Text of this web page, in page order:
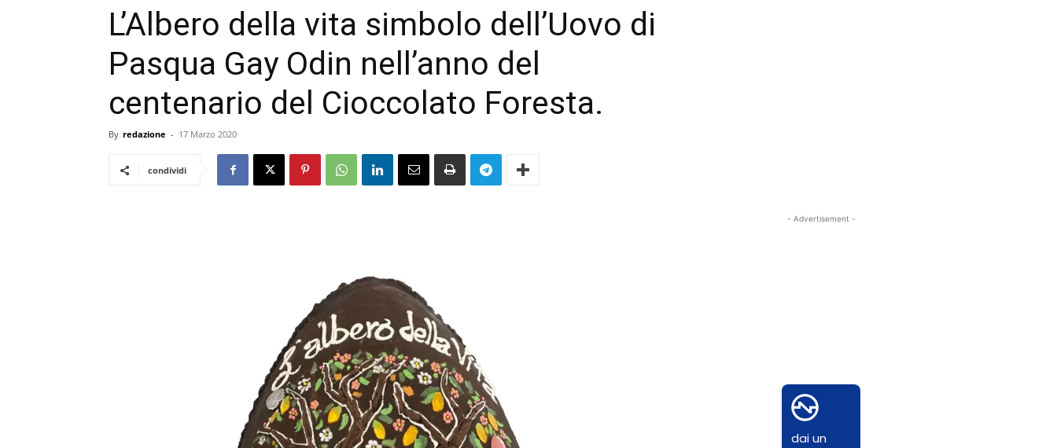
L’Albero della vita simbolo dell’Uovo di
Pasqua Gay Odin nell’anno del
centenario del Cioccolato Foresta.
By redazione - 17 Marzo 2020
condividi
- Advertisement -